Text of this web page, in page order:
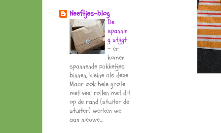
Neeftjes-blog
De
spannin
g stijgt
- er
komen
spannende pakketjes
binnen, kleine als deze
Maar ook hele grote
met veel rollen met dit
op de rand (stuiter de
stuiter) werken we
aan nieuwe...